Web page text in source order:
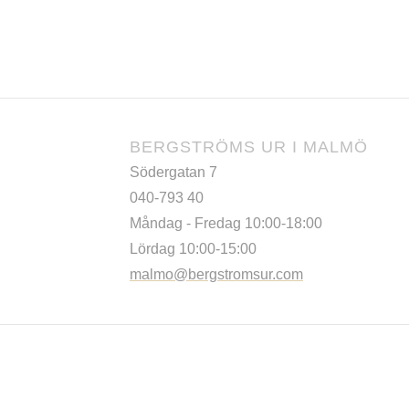
BERGSTRÖMS UR I MALMÖ
Södergatan 7
040-793 40
Måndag - Fredag 10:00-18:00
Lördag 10:00-15:00
malmo@bergstromsur.com